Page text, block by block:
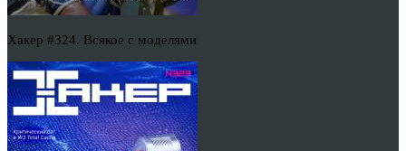
Хакер #324. Всякое с моделями